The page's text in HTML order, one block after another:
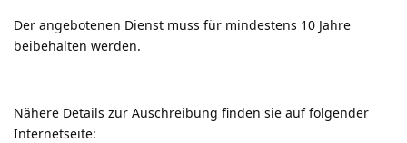
Der angebotenen Dienst muss für mindestens 10 Jahre
beibehalten werden.
Nähere Details zur Auschreibung finden sie auf folgender
Internetseite: